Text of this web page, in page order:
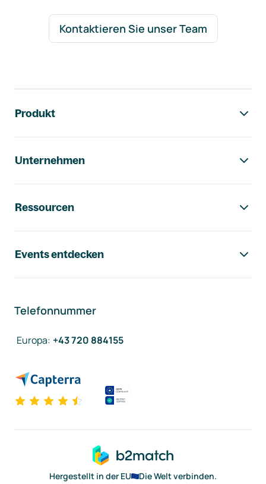
Kontaktieren Sie unser Team
Produkt
Unternehmen
Ressourcen
Events entdecken
Telefonnummer
Europa: +43 720 884155
Hergestellt in der EU
Die Welt verbinden.